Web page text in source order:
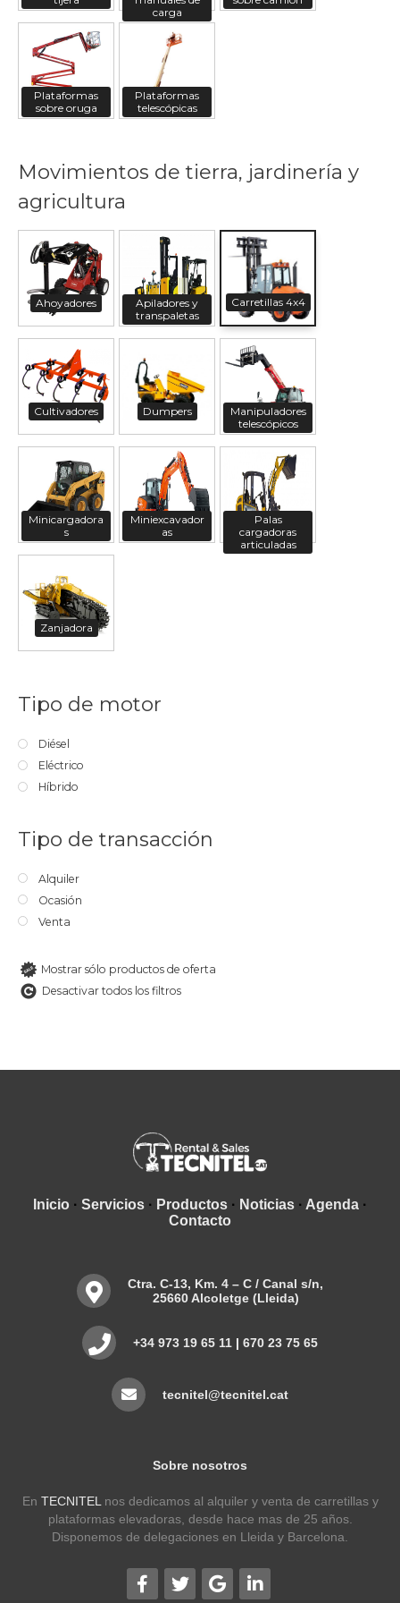
carga
Plataformas
sobre oruga
Plataformas
telescópicas
Movimientos de tierra, jardinería y
agricultura
Ahoyadores
Apiladores y
transpaletas
Carretillas 4x4
Cultivadores Dumpers
Manipuladores
telescópicos
Minicargadora
s
Miniexcavador
as
Palas
cargadoras
articuladas
Zanjadora
Tipo de motor
Diésel
Eléctrico
Híbrido
Tipo de transacción
Alquiler
Ocasión
Venta
Mostrar sólo productos de oferta
Desactivar todos los filtros
Inicio · Servicios · Productos · Noticias · Agenda ·
Contacto
Ctra. C-13, Km. 4 – C / Canal s/n,
25660 Alcoletge (Lleida)
+34 973 19 65 11 | 670 23 75 65
tecnitel@tecnitel.cat
Sobre nosotros
En TECNITEL nos dedicamos al alquiler y venta de carretillas y
plataformas elevadoras, desde hace mas de 25 años.
Disponemos de delegaciones en Lleida y Barcelona.